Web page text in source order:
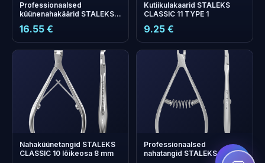
Professionaalsed
küünenahakäärid STALEKS
16.55 €
Kutiikulakaarid STALEKS
CLASSIC 11 TYPE 1
9.25 €
Nahaküünetangid STALEKS
CLASSIC 10 lõikeosa 8 mm
Professionaalsed
nahatangid STALEKS PRO
+0 boonuspunkti
Kogu ja säästa järgmisel